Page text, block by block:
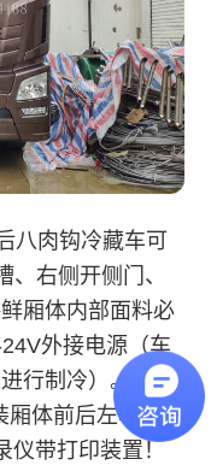
八肉钩冷藏车可
右侧开侧门、
厢体内部面料必
外接电源（车
行制冷）。装药
厢体前后左右及厢
仪带打印装置！